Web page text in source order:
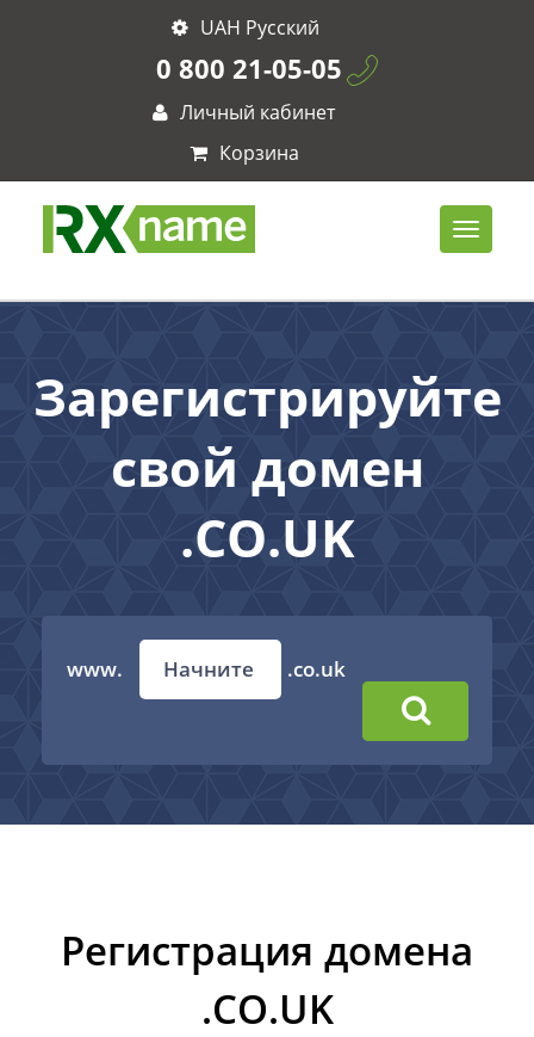
UAH Русский
0 800 21-05-05
Личный кабинет
Корзина
Зарегистрируйте
свой домен
.CO.UK
www. .co.uk
Регистрация домена
.CO.UK